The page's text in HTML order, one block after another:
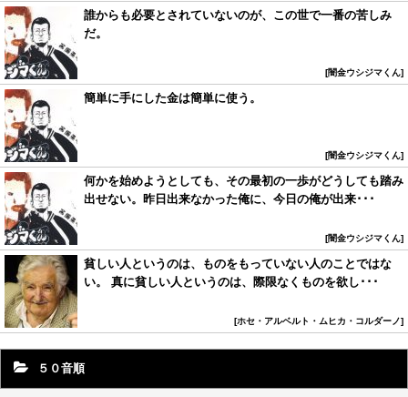
誰からも必要とされていないのが、この世で一番の苦しみ
だ。
闇金ウシジマくん
簡単に手にした金は簡単に使う。
闇金ウシジマくん
何かを始めようとしても、その最初の一歩がどうしても踏み
出せない。昨日出来なかった俺に、今日の俺が出来･･･
闇金ウシジマくん
貧しい人というのは、ものをもっていない人のことではな
い。 真に貧しい人というのは、際限なくものを欲し･･･
ホセ・アルベルト・ムヒカ・コルダーノ
５０音順